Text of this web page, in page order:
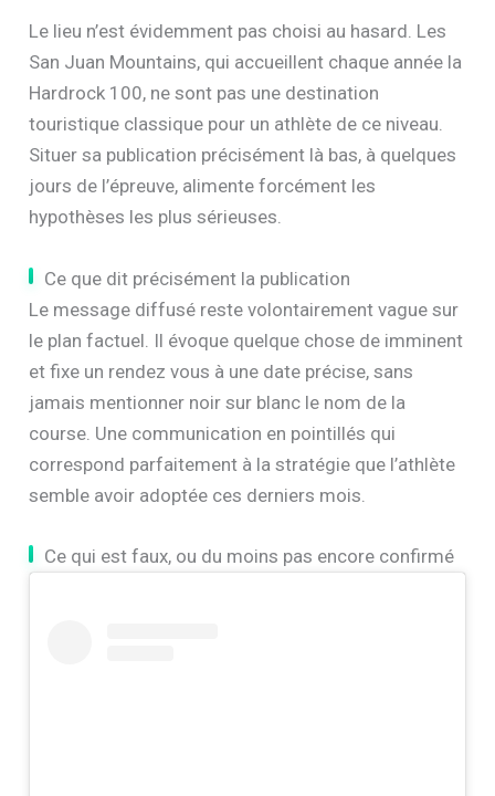
Le lieu n’est évidemment pas choisi au hasard. Les
San Juan Mountains, qui accueillent chaque année la
Hardrock 100, ne sont pas une destination
touristique classique pour un athlète de ce niveau.
Situer sa publication précisément là bas, à quelques
jours de l’épreuve, alimente forcément les
hypothèses les plus sérieuses.
Ce que dit précisément la publication
Le message diffusé reste volontairement vague sur
le plan factuel. Il évoque quelque chose de imminent
et fixe un rendez vous à une date précise, sans
jamais mentionner noir sur blanc le nom de la
course. Une communication en pointillés qui
correspond parfaitement à la stratégie que l’athlète
semble avoir adoptée ces derniers mois.